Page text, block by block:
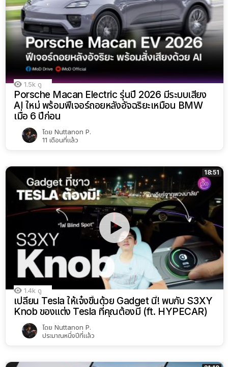
1.5k ดู
Porsche Macan Electric รุ่นปี 2026 มีระบบเสียง
AI ใหม่ พร้อมฟีเจอร์ถอยหลังอัจฉริยะเหมือน BMW
เมื่อ 6 ปีก่อน
โดย Nuttanon P.
11 เดือนที่แล้ว
18:51
1.4k ดู
เปลี่ยน Tesla ให้เจ๋งขึ้นด้วย Gadget นี้! พบกับ S3XY
Knob ของแต่ง Tesla ที่คุณต้องมี (ft. HYPECAR)
โดย Nuttanon P.
ประมาณหนึ่งปีที่แล้ว